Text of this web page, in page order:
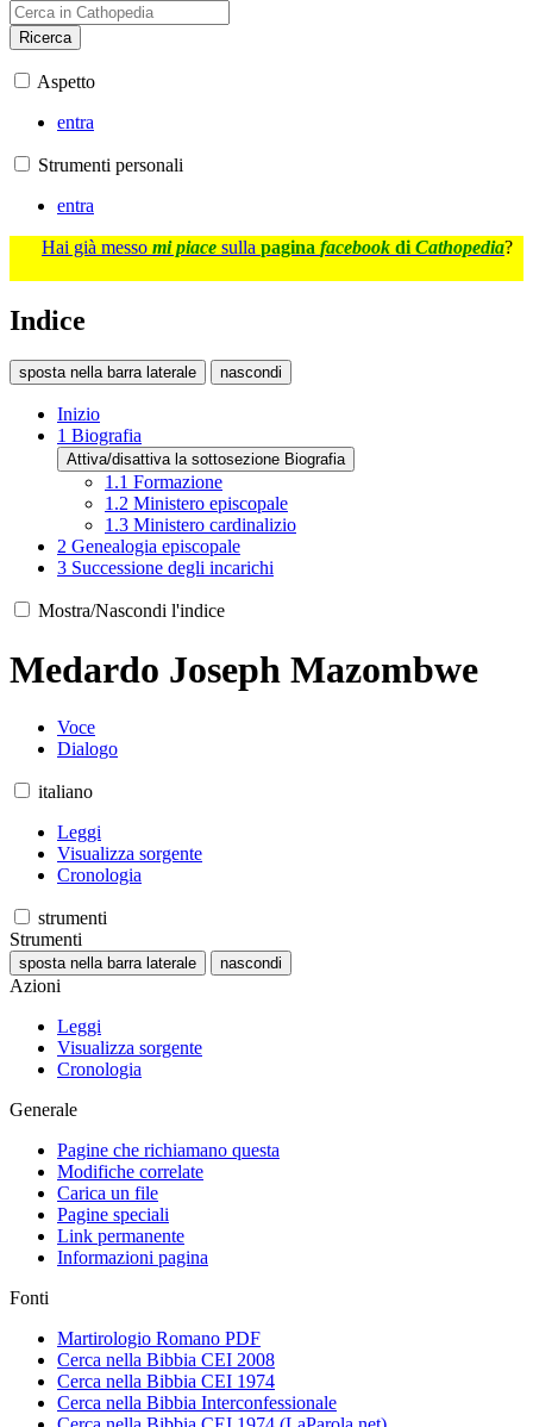
Ricerca
Aspetto
entra
Strumenti personali
entra
Hai già messo mi piace sulla pagina facebook di Cathopedia?
Indice
sposta nella barra laterale nascondi
Inizio
1 Biografia
Attiva/disattiva la sottosezione Biografia
1.1 Formazione
1.2 Ministero episcopale
1.3 Ministero cardinalizio
2 Genealogia episcopale
3 Successione degli incarichi
Mostra/Nascondi l'indice
Medardo Joseph Mazombwe
Voce
Dialogo
italiano
Leggi
Visualizza sorgente
Cronologia
strumenti
Strumenti
sposta nella barra laterale nascondi
Azioni
Leggi
Visualizza sorgente
Cronologia
Generale
Pagine che richiamano questa
Modifiche correlate
Carica un file
Pagine speciali
Link permanente
Informazioni pagina
Fonti
Martirologio Romano PDF
Cerca nella Bibbia CEI 2008
Cerca nella Bibbia CEI 1974
Cerca nella Bibbia Interconfessionale